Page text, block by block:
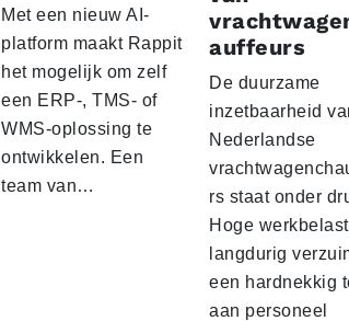
Met een nieuw AI-
platform maakt Rappit
het mogelijk om zelf
een ERP-, TMS- of
WMS-oplossing te
ontwikkelen. Een
team van…
auffeurs
De duurzame
inzetbaarheid
Nederlandse
rs staat onder
Hoge
langdurig
een hardnekkig
aan personeel